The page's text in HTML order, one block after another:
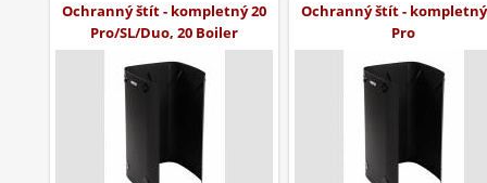
Ochranný štít - kompletný 20
Pro/SL/Duo, 20 Boiler
Ochranný štít - kompletný
Pro